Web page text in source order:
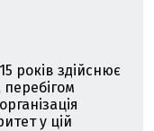
років здійснює
у цій